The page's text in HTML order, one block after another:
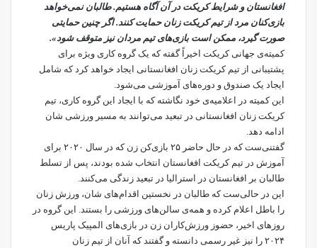
افغانستان و شرایط کریکت در آن آگاه هستیم. طالبان نمی‌خواهد
بازی‌کنان مرد از تیم کریکت زنان حمایت کنند. اگر چنین حمایتی
صورت گیرد، ممکن است بازی‌های تیم مردان نیز متوقف شود».
کمیته‌ی جهانی کریکت اخیراً گفته که یک گروه کاری ویژه برای
پشتیبانی از تیم کریکت زنان افغانستانی ایجاد خواهد کرد که شامل
ایجاد یک صندوق و دوره‌های آموزشی می‌شود.
این کمیته در اعلامیه‌‌ی خود نگاشته که با ایجاد این گروه کاری، تیم
کریکت زنان افغانستانی در تبعید می‌توانند به مسیر ورزشی شان
ادامه دهد.
گفتنی‌ست که در حال حاضر ۲۵ بازی‌کن زن که در سال ۲۰۲۰ برای
آموزش در تیم کریکت افغانستان انتخاب شده بودند، پس از تسلط
طالبان بر افغانستان در استرالیا در تبعید زندگی می‌کنند.
این در حالی‌ست که طالبان در نخستین اقدام‌های شان، ورزش زنان
را باطل اعلام کرده و همه‌ی سالن‌های ورزشی را بستند. این گروه در
روزهای اخیر، حضوز ورزش‌کاران زن در بازی‌های المپیک پاریس
۲۰۲۴ را نیز غیر رسمی دانسته و گفتند که آنان از تیم زنان